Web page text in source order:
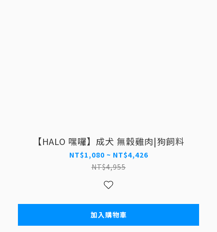
【HALO 嘿囉】成犬 無穀雞肉|狗飼料
NT$1,080 ~ NT$4,426
NT$4,955
加入購物車